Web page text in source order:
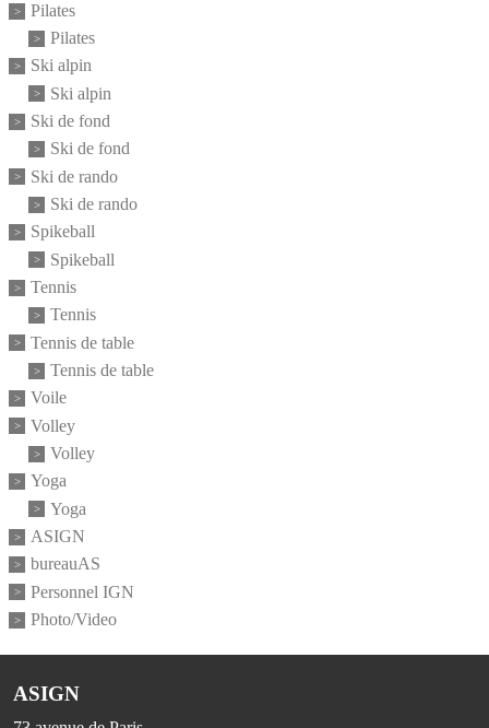
Pilates
Pilates
Ski alpin
Ski alpin
Ski de fond
Ski de fond
Ski de rando
Ski de rando
Spikeball
Spikeball
Tennis
Tennis
Tennis de table
Tennis de table
Voile
Volley
Volley
Yoga
Yoga
ASIGN
bureauAS
Personnel IGN
Photo/Video
ASIGN